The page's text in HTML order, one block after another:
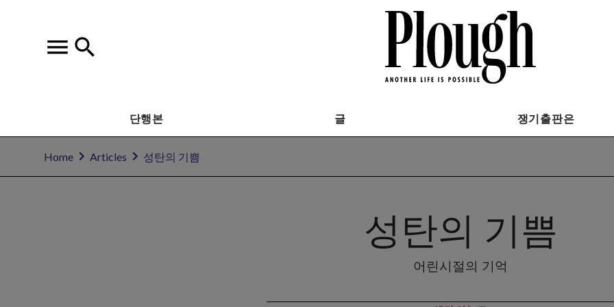
단행본 글 쟁기출판은
Home Articles 성탄의 기쁨
성탄의 기쁨
어린시절의 기억